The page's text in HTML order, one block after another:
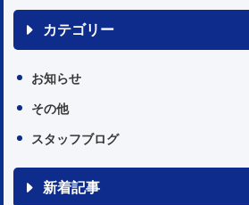
カテゴリー
お知らせ
その他
スタッフブログ
新着記事